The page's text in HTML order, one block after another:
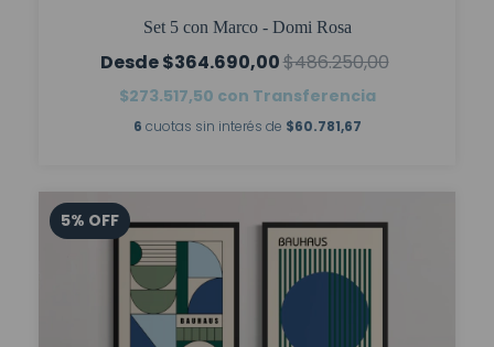
Set 5 con Marco - Domi Rosa
$364.690,00$486.250,00
$273.517,50 con Transferencia
6 cuotas sin interés de $60.781,67
5% OFF